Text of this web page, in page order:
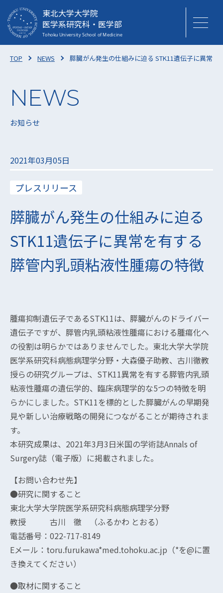
東北大学大学院
医学系研究科・医学部
TOP NEWS 膵臓がん発生の仕組みに迫る STK11遺伝子に異常
お知らせ
2021年03月05日
プレスリリース
膵臓がん発生の仕組みに迫る
STK11遺伝子に異常を有する
膵管内乳頭粘液性腫瘍の特徴
腫瘍抑制遺伝子であるSTK11は、膵臓がんのドライバー
遺伝子ですが、膵管内乳頭粘液性腫瘍における腫瘍化へ
の役割は明らかではありませんでした。東北大学大学院
医学系研究科病態病理学分野・大森優子助教、古川徹教
授らの研究グループは、STK11異常を有する膵管内乳頭
粘液性腫瘍の遺伝学的、臨床病理学的な5つの特徴を明
らかにしました。STK11を標的とした膵臓がんの早期発
見や新しい治療戦略の開発につながることが期待されま
す。
本研究成果は、2021年3月3日米国の学術誌Annals of
Surgery誌（電子版）に掲載されました。
【お問い合わせ先】
●研究に関すること
東北大学大学院医学系研究科病態病理学分野
教授 古川 徹 （ふるかわ とおる）
電話番号：022-717-8149
Eメール：toru.furukawa*med.tohoku.ac.jp（*を@に置
き換えてください）
●取材に関すること